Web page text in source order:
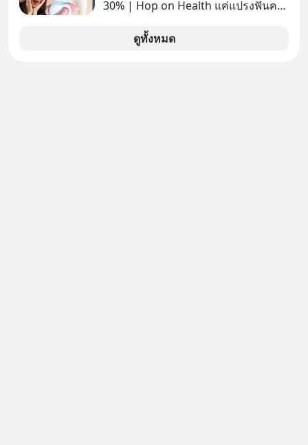
30% | Hop on Health แค่แปรงฟันคง
อายุ 5,000 คน มีข้อมูลที่น่าสนใจเกี่ยว
ดูทั้งหมด